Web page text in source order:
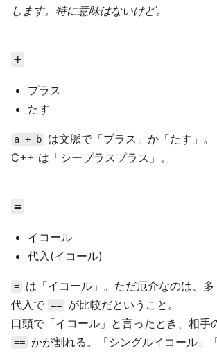
します。特に意味はないけど。
+
プラス
たす
a + b
は文脈で「プラス」か「たす」。
C++ は「シープラスプラス」。
=
イコール
代入(イコール)
= は「イコール」。ただ厄介なのは、
代入で ==
が比較だということ。
口頭で「イコール」と言ったとき、相手
== かが割れる。「シングルイコール」